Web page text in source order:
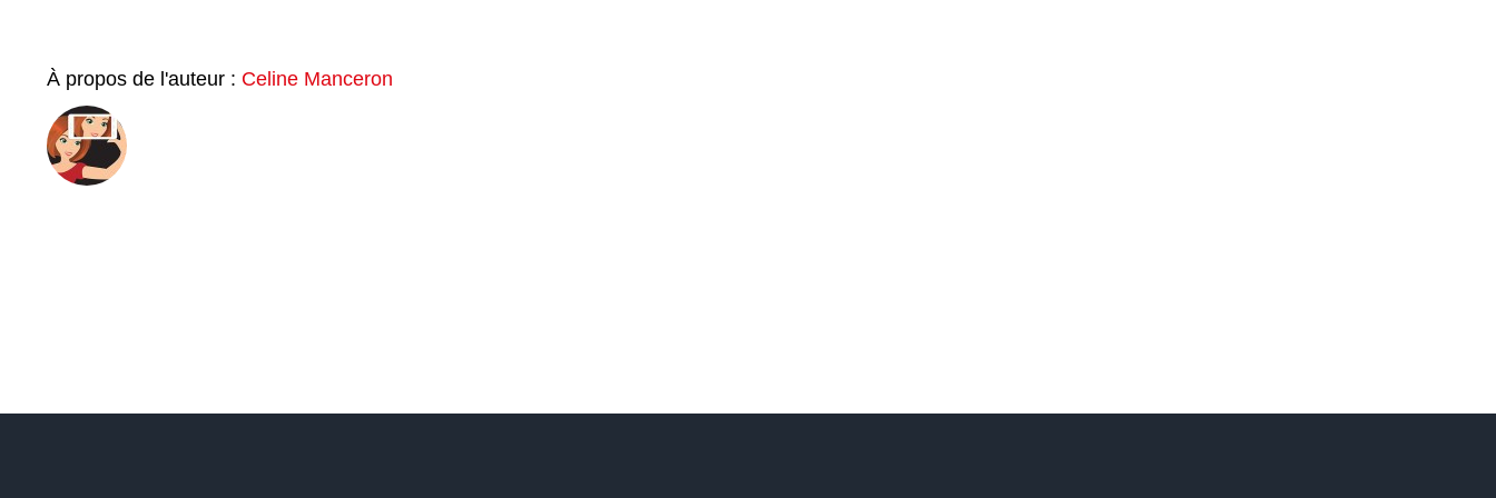
À propos de l'auteur : Celine Manceron